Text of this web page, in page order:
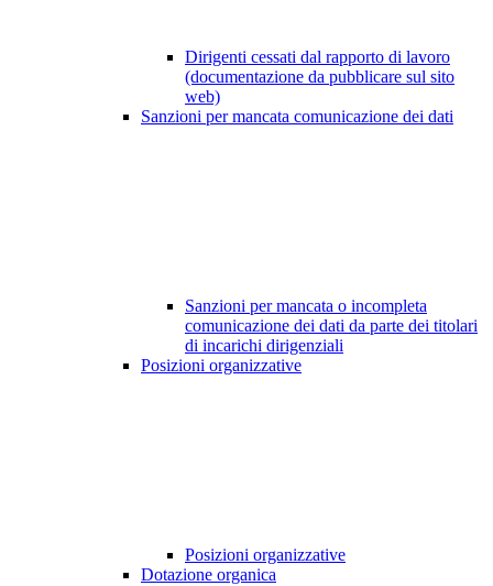
Dirigenti cessati dal rapporto di lavoro
(documentazione da pubblicare sul sito
web)
Sanzioni per mancata comunicazione dei dati
Sanzioni per mancata o incompleta
comunicazione dei dati da parte dei titolari
di incarichi dirigenziali
Posizioni organizzative
Posizioni organizzative
Dotazione organica